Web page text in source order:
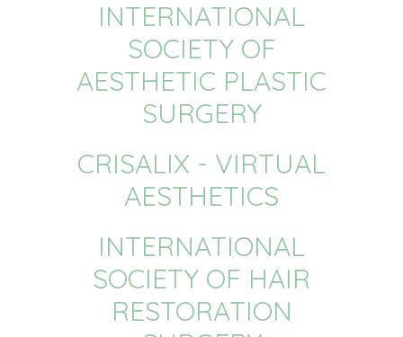
INTERNATIONAL
SOCIETY OF
AESTHETIC PLASTIC
SURGERY
CRISALIX - VIRTUAL
AESTHETICS
INTERNATIONAL
SOCIETY OF HAIR
RESTORATION